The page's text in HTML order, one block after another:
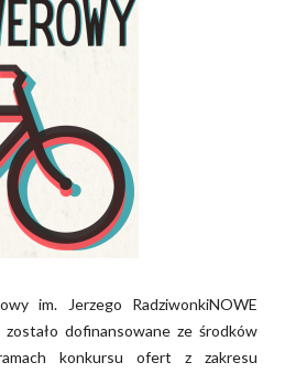
im. Jerzego RadziwonkiNOWE
dofinansowane ze środków
konkursu ofert z zakresu